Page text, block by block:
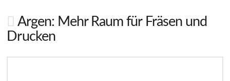
Argen: Mehr Raum für Fräsen und
Drucken